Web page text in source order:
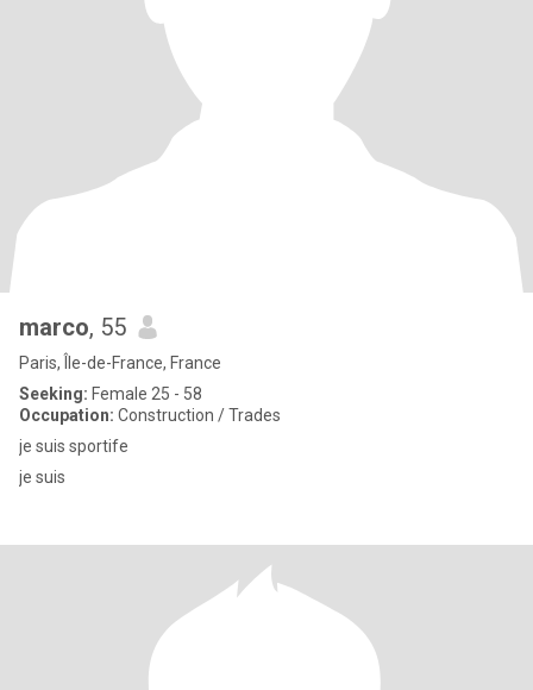
marco, 55
Paris, Île-de-France, France
Seeking: Female 25 - 58
Occupation: Construction / Trades
je suis sportife
je suis